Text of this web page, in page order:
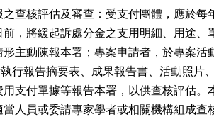
查核評估及審查：受支付團體，應於每
日前，將緩起訴處分金之支用明細、用途、
形主動陳報本署；專案申請者，於專案活
執行報告摘要表、成果報告書、活動照片
用支付單據等報告本署，以供查核評估。
當人員或委請專家學者或相關機構組成查